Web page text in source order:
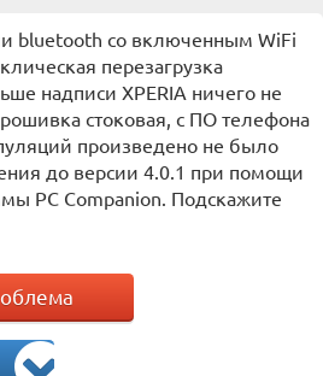
bluetooth со включенным WiFi
перезагрузка
надписи XPERIA ничего не
стоковая, с ПО телефона
произведено не было
до версии 4.0.1 при помощи
PC Companion. Подскажите